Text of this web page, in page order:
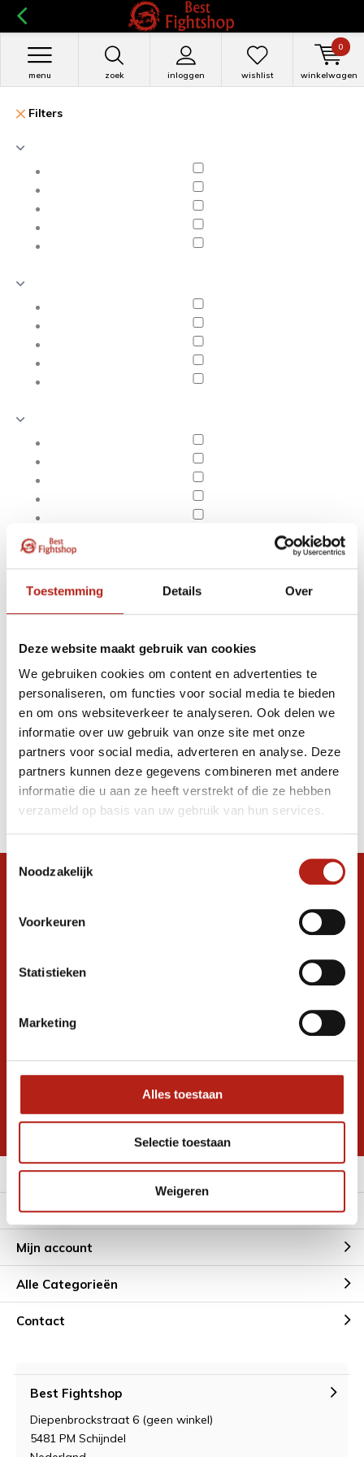
Toestemming Details Over
Deze website maakt gebruik van cookies
We gebruiken cookies om content en advertenties te
personaliseren, om functies voor social media te bieden
en om ons websiteverkeer te analyseren. Ook delen we
informatie over uw gebruik van onze site met onze
partners voor social media, adverteren en analyse. Deze
partners kunnen deze gegevens combineren met andere
informatie die u aan ze heeft verstrekt of die ze hebben
verzameld op basis van uw gebruik van hun services.
Toestemmingsselectie
Noodzakelijk
Voorkeuren
Statistieken
Marketing
Alles toestaan
Selectie toestaan
Weigeren
zoek inloggen
menu wishlist winkelwagen
0
Filters
Apply filters
Producten getagd met
Affliction Hollow Point
Stitch T-Shirt
Producten
Filter
Stel je vraag in de chat, en we helpen je
graag verder. 24/7
Volg ons
promoties
* Lees hier de wettelijke beperkingen
Meer informatie
Klantenservice
Mijn account
Alle Categorieën
Contact
Best Fightshop
Diepenbrockstraat 6 (geen winkel)
5481 PM Schijndel